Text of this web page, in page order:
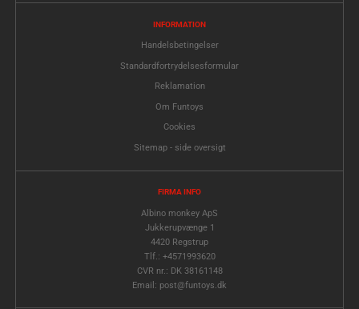
INFORMATION
Handelsbetingelser
Standardfortrydelsesformular
Reklamation
Om Funtoys
Cookies
Sitemap - side oversigt
FIRMA INFO
Albino monkey ApS
Jukkerupvænge 1
4420 Regstrup
Tlf.: +4571993620
CVR nr.: DK 38161148
Email: post@funtoys.dk